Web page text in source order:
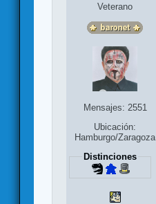
Veterano
Mensajes: 2551
Ubicación:
Hamburgo/Zaragoza
Distinciones